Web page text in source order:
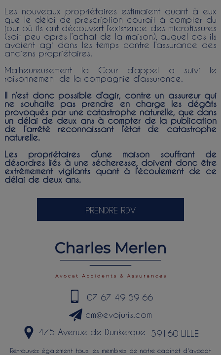
Les nouveaux propriétaires estimaient quant à eux
que le délai de prescription courait à compter du
jour où ils ont découvert l’existence des microfissures
(soit peu après l’achat de la maison), auquel cas ils
avaient agi dans les temps contre l’assurance des
anciens propriétaires.
Malheureusement la Cour d’appel a suivi le
raisonnement de la compagnie d’assurance.
Il n’est donc possible d’agir, contre un assureur qui
ne souhaite pas prendre en charge les dégâts
provoqués par une catastrophe naturelle, que dans
un délai de deux ans à compter de la publication
de l’arrêté reconnaissant l’état de catastrophe
naturelle.
Les propriétaires d’une maison souffrant de
désordres liés à une sécheresse, doivent donc être
extrêmement vigilants quant à l’écoulement de ce
délai de deux ans.
PRENDRE RDV
07 67 49 59 66
cm@evojuris.com
475 Avenue de Dunkerque
59160 LILLE
Retrouvez également tous les membres de notre cabinet d'avocat